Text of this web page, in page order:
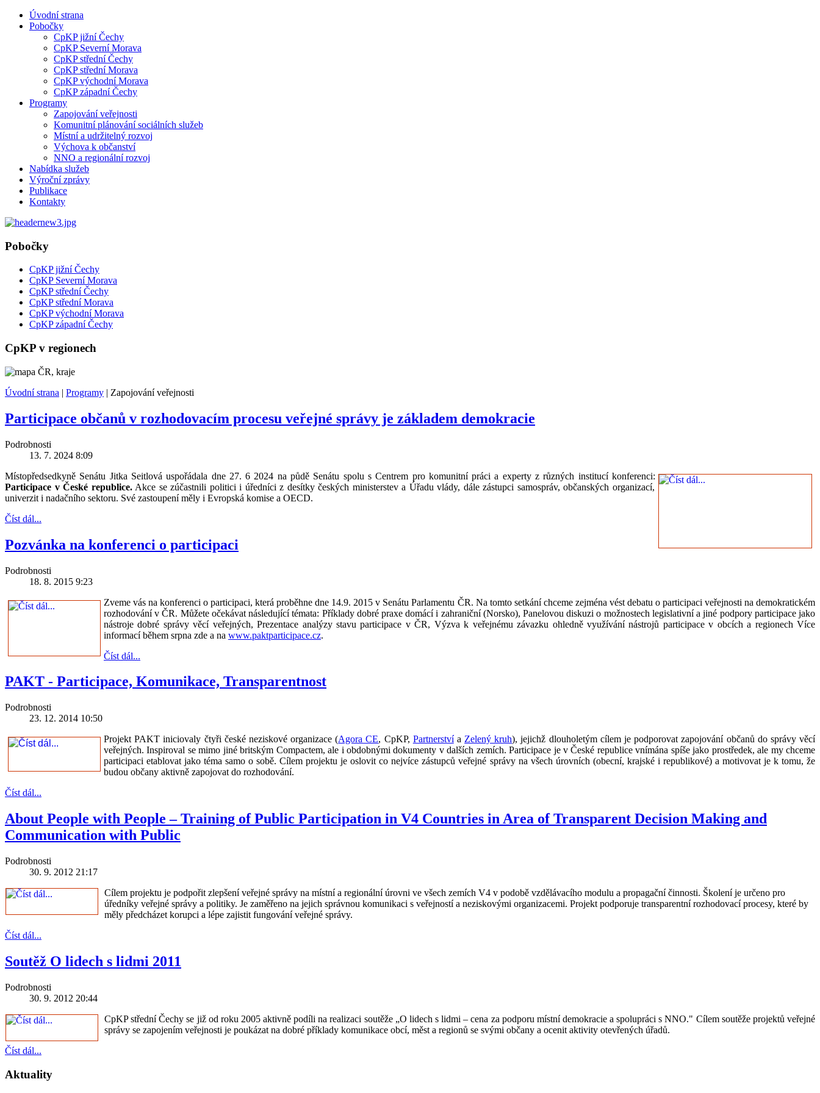
Úvodní strana
Pobočky
CpKP jižní Čechy
CpKP Severní Morava
CpKP střední Čechy
CpKP střední Morava
CpKP východní Morava
CpKP západní Čechy
Programy
Zapojování veřejnosti
Komunitní plánování sociálních služeb
Místní a udržitelný rozvoj
Výchova k občanství
NNO a regionální rozvoj
Nabídka služeb
Výroční zprávy
Publikace
Kontakty
Pobočky
CpKP jižní Čechy
CpKP Severní Morava
CpKP střední Čechy
CpKP střední Morava
CpKP východní Morava
CpKP západní Čechy
CpKP v regionech
Úvodní strana | Programy | Zapojování veřejnosti
Participace občanů v rozhodovacím procesu veřejné správy je základem demokracie
Podrobnosti
13. 7. 2024 8:09
Místopředsedkyně Senátu Jitka Seitlová uspořádala dne 27. 6 2024 na půdě Senátu spolu s Centrem pro komunitní práci a experty z různých institucí konferenci:
Participace v České republice.Akce se zúčastnili politici i úředníci z desítky českých ministerstev a Úřadu vlády, dále zástupci samospráv, občanských organizací,
univerzit i nadačního sektoru. Své zastoupení měly i Evropská komise a OECD.
Číst dál...
Pozvánka na konferenci o participaci
Podrobnosti
18. 8. 2015 9:23
Zveme vás na konferenci o participaci, která proběhne dne 14.9. 2015 v Senátu Parlamentu ČR. Na tomto setkání chceme zejména vést debatu o participaci veřejnosti na demokratickém
rozhodování v ČR. Můžete očekávat následující témata: Příklady dobré praxe domácí i zahraniční (Norsko), Panelovou diskuzi o možnostech legislativní a jiné podpory participace jako
nástroje dobré správy věcí veřejných, Prezentace analýzy stavu participace v ČR, Výzva k veřejnému závazku ohledně využívání nástrojů participace v obcích a regionech Více
informací během srpna zde a na www.paktparticipace.cz.
Číst dál...
PAKT - Participace, Komunikace, Transparentnost
Podrobnosti
23. 12. 2014 10:50
Projekt PAKT iniciovaly čtyři české neziskové organizace (Agora CE, CpKP, Partnerstvía Zelený kruh), jejichž dlouholetým cílem je podporovat zapojování občanů do správy věcí
veřejných. Inspiroval se mimo jiné britským Compactem, ale i obdobnými dokumenty v dalších zemích. Participace je v České republice vnímána spíše jako prostředek, ale my chceme
participaci etablovat jako téma samo o sobě. Cílem projektu je oslovit co nejvíce zástupců veřejné správy na všech úrovních (obecní, krajské i republikové) a motivovat je k tomu, že
budou občany aktivně zapojovat do rozhodování.
Číst dál...
About People with People – Training of Public Participation in V4 Countries in Area of Transparent Decision Making and
Communication with Public
Podrobnosti
30. 9. 2012 21:17
Cílem projektu je podpořit zlepšení veřejné správy na místní a regionální úrovni ve všech zemích V4 v podobě vzdělávacího modulu a propagační činnosti. Školení je určeno pro
úředníky veřejné správy a politiky. Je zaměřeno na jejich správnou komunikaci s veřejností a neziskovými organizacemi. Projekt podporuje transparentní rozhodovací procesy, které by
měly předcházet korupci a lépe zajistit fungování veřejné správy.
Číst dál...
Soutěž O lidech s lidmi 2011
Podrobnosti
30. 9. 2012 20:44
CpKP střední Čechy se již od roku 2005 aktivně podíli na realizaci soutěže „O lidech s lidmi – cena za podporu místní demokracie a spolupráci s NNO." Cílem soutěže projektů veřejné
správy se zapojením veřejnosti je poukázat na dobré příklady komunikace obcí, měst a regionů se svými občany a ocenit aktivity otevřených úřadů.
Číst dál...
Aktuality